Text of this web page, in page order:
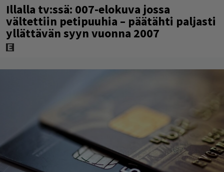
Illalla tv:ssä: 007-elokuva jossa
vältettiin petipuuhia – päätähti paljasti
yllättävän syyn vuonna 2007